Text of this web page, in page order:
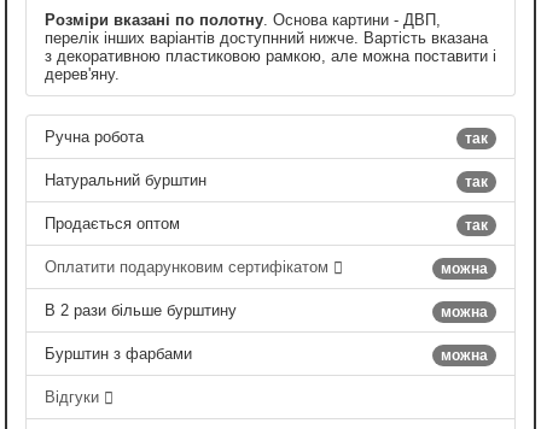
Розміри вказані по полотну . Основа картини - ДВП,
перелік інших варіантів доступнний нижче. Вартість вказана
з декоративною пластиковою рамкою, але можна поставити і
дерев'яну.
так
Ручна робота
так
Натуральний бурштин
так
Продається оптом
можна
Оплатити подарунковим сертифікатом
можна
В 2 рази більше бурштину
можна
Бурштин з фарбами
Відгуки